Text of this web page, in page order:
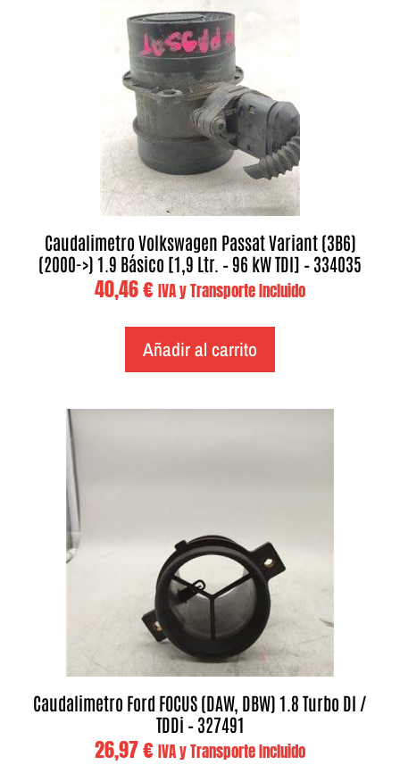
Caudalimetro Volkswagen Passat Variant (3B6)
(2000->) 1.9 Básico [1,9 Ltr. – 96 kW TDI] – 334035
40,46€ IVA y Transporte Incluido
Añadir al carrito
Caudalimetro Ford FOCUS (DAW, DBW) 1.8 Turbo DI /
TDDi – 327491
26,97€ IVA y Transporte Incluido